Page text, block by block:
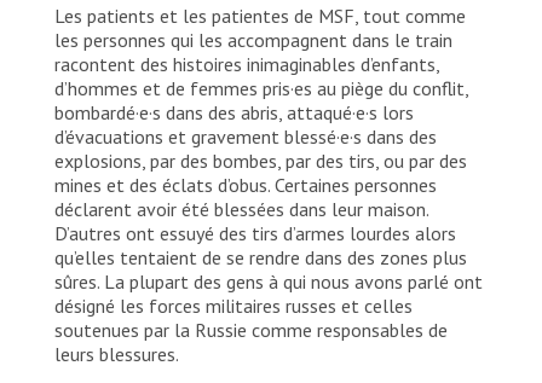
Les patients et les patientes de MSF, tout comme
les personnes qui les accompagnent dans le train
racontent des histoires inimaginables d’enfants,
d’hommes et de femmes pris·es au piège du conflit,
bombardé·e·s dans des abris, attaqué·e·s lors
d’évacuations et gravement blessé·e·s dans des
explosions, par des bombes, par des tirs, ou par des
mines et des éclats d’obus. Certaines personnes
déclarent avoir été blessées dans leur maison.
D’autres ont essuyé des tirs d’armes lourdes alors
qu’elles tentaient de se rendre dans des zones plus
sûres. La plupart des gens à qui nous avons parlé ont
désigné les forces militaires russes et celles
soutenues par la Russie comme responsables de
leurs blessures.